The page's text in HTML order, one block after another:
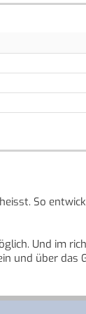
So
Und im
und über das